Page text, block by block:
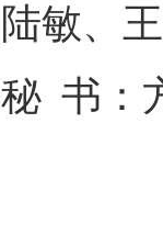
陆敏、
秘 书：